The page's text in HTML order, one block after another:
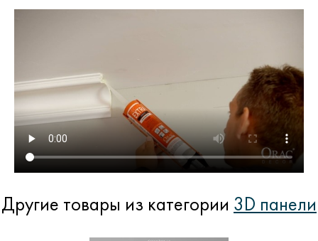
Другие товары из категории 3D панели